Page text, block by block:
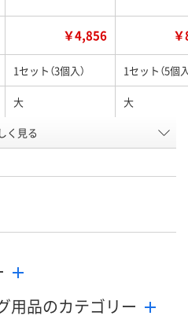
￥4,856
1セット（3個入） 1セット（5個
大 大
X191727 X192021
く見る
用品のカテゴリー